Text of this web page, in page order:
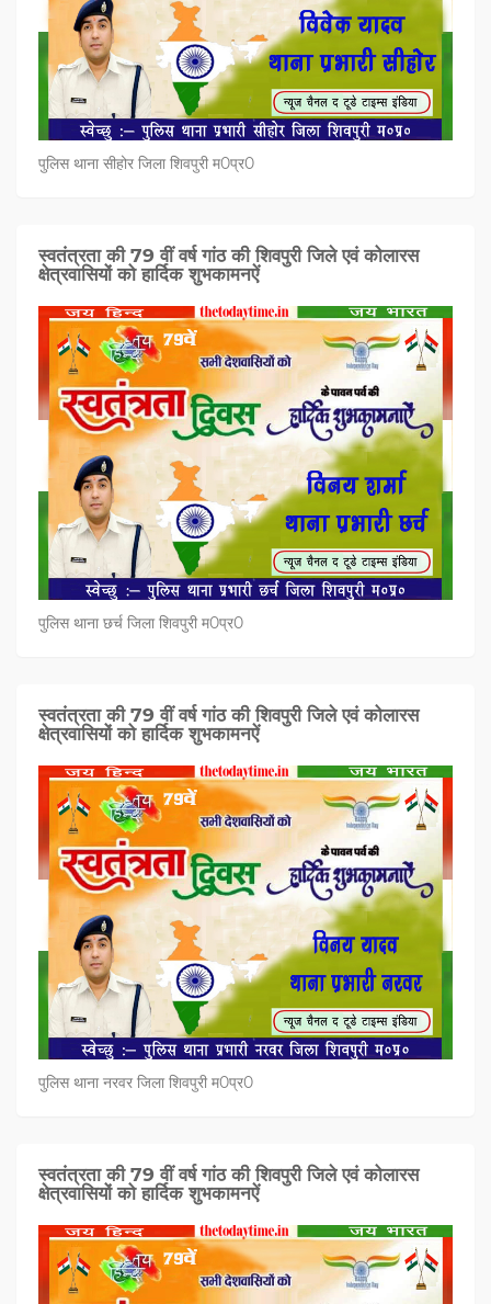
पुलिस थाना सीहोर जिला शिवपुरी म0प्र0
स्वतंत्रता की 79 वीं वर्ष गांठ की शिवपुरी जिले एवं कोलारस
क्षेत्रवासियों को हार्दिक शुभकामनऐं
पुलिस थाना छर्च जिला शिवपुरी म0प्र0
स्वतंत्रता की 79 वीं वर्ष गांठ की शिवपुरी जिले एवं कोलारस
क्षेत्रवासियों को हार्दिक शुभकामनऐं
पुलिस थाना नरवर जिला शिवपुरी म0प्र0
स्वतंत्रता की 79 वीं वर्ष गांठ की शिवपुरी जिले एवं कोलारस
क्षेत्रवासियों को हार्दिक शुभकामनऐं